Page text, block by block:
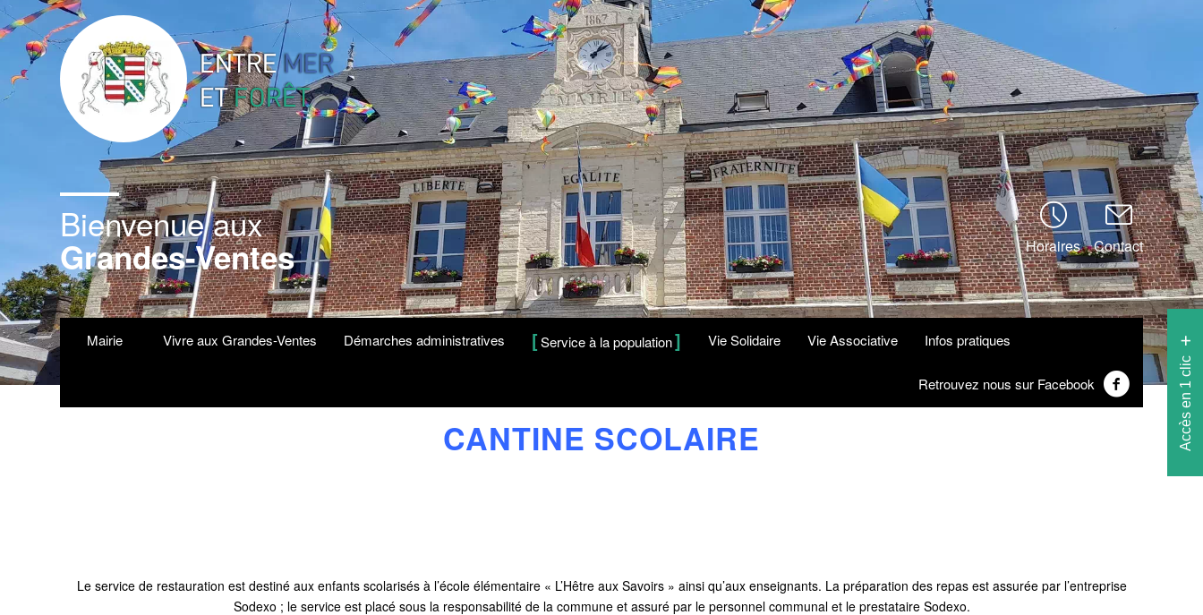
Bienvenue aux
Grandes-Ventes Horaires Contact
Mairie Vivre aux Grandes-Ventes Démarches administratives Service à la population Vie Solidaire Vie Associative Infos pratiques
Retrouvez nous sur Facebook Accès en 1 clic
CANTINE SCOLAIRE
Le service de restauration est destiné aux enfants scolarisés à l’école élémentaire « L’Hêtre aux Savoirs » ainsi qu’aux enseignants. La préparation des repas est assurée par l’entreprise
Sodexo ; le service est placé sous la responsabilité de la commune et assuré par le personnel communal et le prestataire Sodexo.